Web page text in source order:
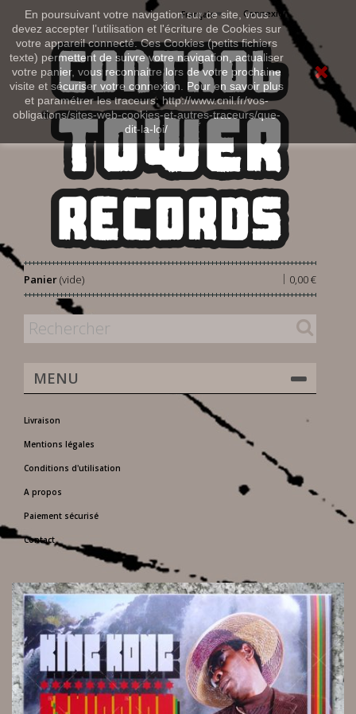
En poursuivant votre navigation sur ce site, vous
devez accepter l’utilisation et l'écriture de Cookies sur
votre appareil connecté. Ces Cookies (petits fichiers
texte) permettent de suivre votre navigation, actualiser
votre panier, vous reconnaitre lors de votre prochaine
visite et sécuriser votre connexion. Pour en savoir plus
et paramétrer les traceurs: http://www.cnil.fr/vos-
obligations/sites-web-cookies-et-autres-traceurs/que-
dit-la-loi/
Connexion
Français
Panier 0,00 €
|
(vide)
MENU
Livraison
Mentions légales
Conditions d'utilisation
A propos
Paiement sécurisé
Contact